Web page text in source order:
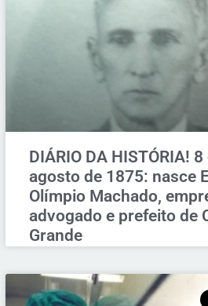
DIÁRIO DA HISTÓRIA! 8
agosto de 1875: nasce
Olímpio Machado,
advogado e prefeito de
Grande